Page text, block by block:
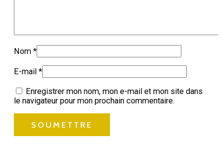
Nom *
E-mail *
Enregistrer mon nom, mon e-mail et mon site dans
le navigateur pour mon prochain commentaire.